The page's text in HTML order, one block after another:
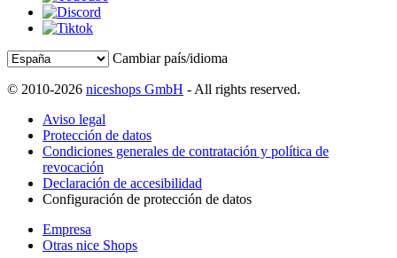
Cambiar país/idioma
© 2010-2026 niceshops GmbH - All rights reserved.
Aviso legal
Protección de datos
Condiciones generales de contratación y política de
revocación
Declaración de accesibilidad
Configuración de protección de datos
Empresa
Otras nice Shops